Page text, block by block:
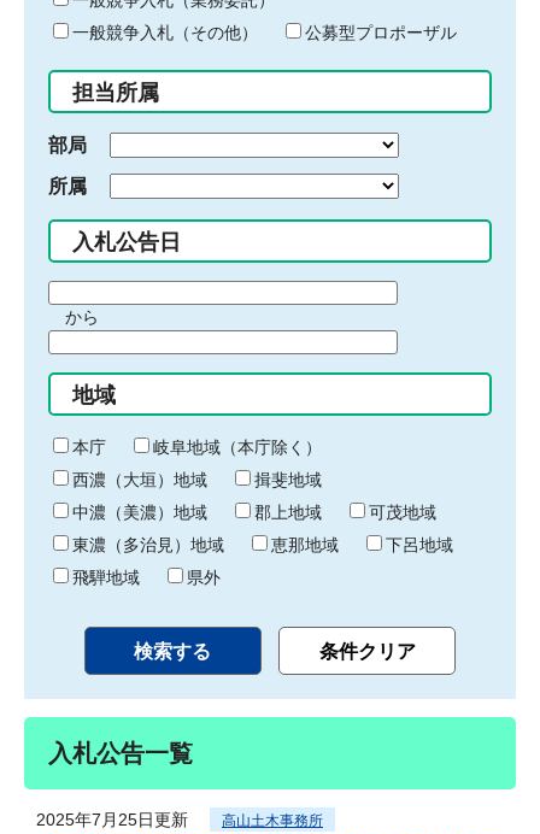
ー
ド
入
力
一般競争入札（その他）
公募型プロポーザル
担当所属
部局
所属
入札公告日
間
始
り
から
間
終
わ
り
地域
本庁
岐阜地域（本庁除く）
西濃（大垣）地域
揖斐地域
中濃（美濃）地域
郡上地域
可茂地域
東濃（多治見）地域
恵那地域
下呂地域
飛騨地域
県外
入札公告一覧
2025年7月25日更新 高山土木事務所